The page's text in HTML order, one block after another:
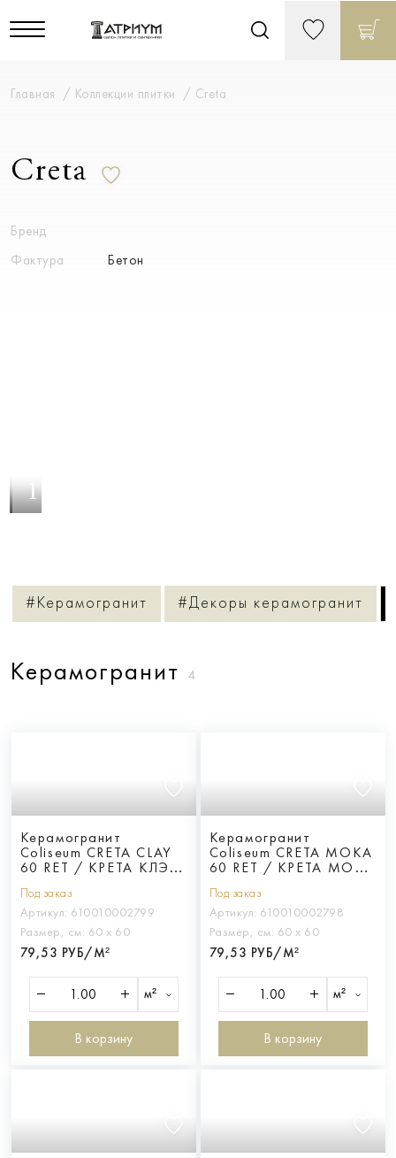
Главная Коллекции плитки Creta
Creta
Бренд
Фактура
Бетон
1
#Керамогранит #Декоры керамогранит
Керамогранит 4
Керамогранит
Coliseum CRETA CLAY
60 RET / КРЕТА КЛЭЙ
Под заказ
Артикул: 610010002799
Размер, см: 60 х 60
79,53 РУБ/М²
м²
В корзину
Керамогранит
Coliseum CRETA MOKA
60 RET / КРЕТА МОКА
Под заказ
Артикул: 610010002798
Размер, см: 60 х 60
79,53 РУБ/М²
м²
В корзину